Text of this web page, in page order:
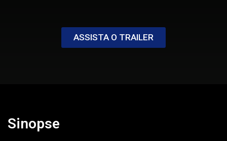
ASSISTA O TRAILER
Sinopse